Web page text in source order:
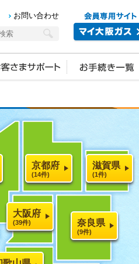
お問い合わせ
京都府
(14件)
滋賀県
(1件)
大阪府
(39件) 奈良県
(9件)